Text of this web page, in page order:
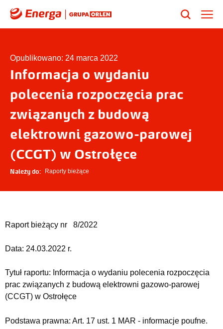
Opublikowano: 24 marca 2022
Informacja o wydaniu
polecenia rozpoczęcia prac
związanych z budową
elektrowni gazowo-parowej
(CCGT) w Ostrołęce
Należy do: Raporty bieżące
Raport bieżący nr 8/2022
Data: 24.03.2022 r.
Tytuł raportu: Informacja o wydaniu polecenia rozpoczęcia
prac związanych z budową elektrowni gazowo-parowej
(CCGT) w Ostrołęce
Podstawa prawna: Art. 17 ust. 1 MAR - informacje poufne.